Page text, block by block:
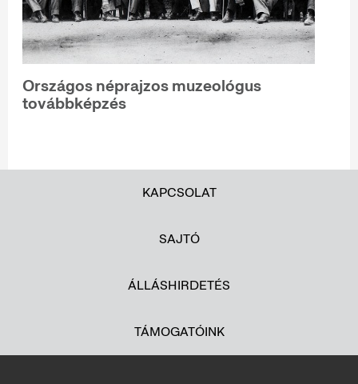
Országos néprajzos muzeológus
továbbképzés
KAPCSOLAT
SAJTÓ
ÁLLÁSHIRDETÉS
TÁMOGATÓINK